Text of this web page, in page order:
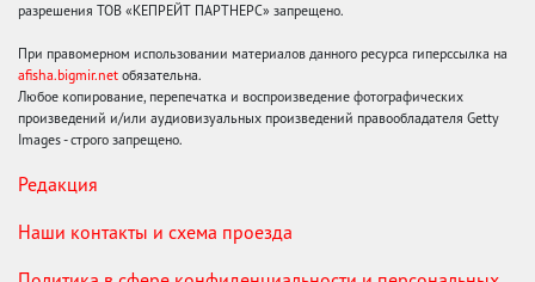
разрешения ТОВ «КЕПРЕЙТ ПАРТНЕРС» запрещено.
При правомерном использовании материалов данного ресурса гиперссылка на
afisha.bigmir.net обязательна.
Любое копирование, перепечатка и воспроизведение фотографических
произведений и/или аудиовизуальных произведений правообладателя Getty
Images - строго запрещено.
Редакция
Наши контакты и схема проезда